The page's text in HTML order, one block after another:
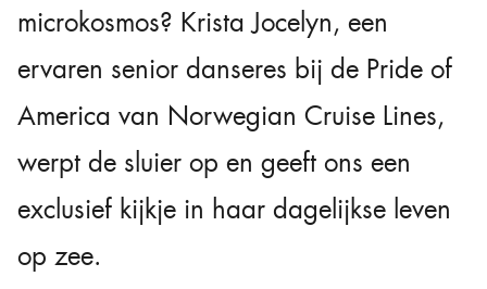
microkosmos? Krista Jocelyn, een
ervaren senior danseres bij de Pride of
America van Norwegian Cruise Lines,
werpt de sluier op en geeft ons een
exclusief kijkje in haar dagelijkse leven
op zee.